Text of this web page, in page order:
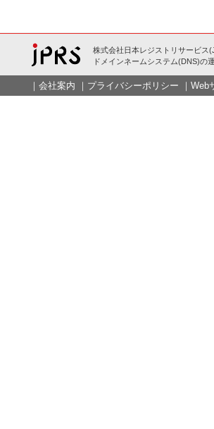
株式会社日本レジストリサービス
ドメインネームシステム(DNS)の
｜ 会社案内 ｜ プライバシーポリシー ｜ Web